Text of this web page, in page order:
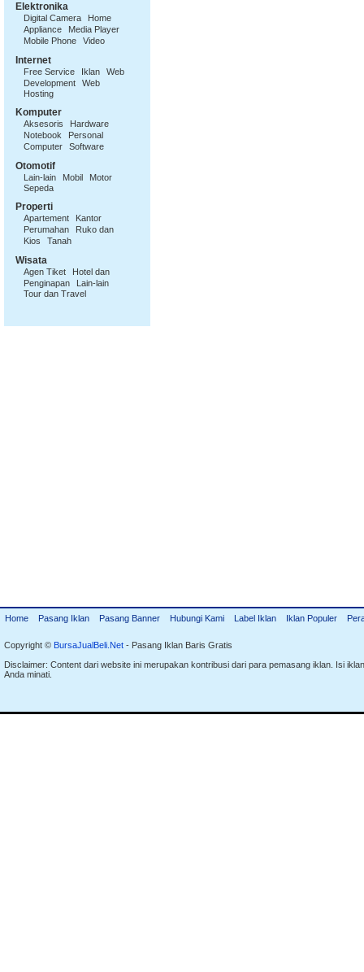
Elektronika
Digital Camera
Home
Appliance
Media Player
Mobile Phone
Video
Internet
Free Service Iklan
Web
Development
Web
Hosting
Komputer
Aksesoris
Hardware
Notebook
Personal
Computer
Software
Otomotif
Lain-lain Mobil
Motor
Sepeda
Properti
Apartement
Kantor
Perumahan
Ruko dan
Kios
Tanah
Wisata
Agen Tiket
Hotel dan
Penginapan
Lain-lain
Tour dan Travel
Home Pasang Iklan Pasang Banner Hubungi Kami Label Iklan Iklan Populer
Copyright © BursaJualBeli.Net - Pasang Iklan Baris Gratis
Disclaimer: Content dari website ini merupakan kontribusi dari para pemasang iklan. Isi
Anda minati.